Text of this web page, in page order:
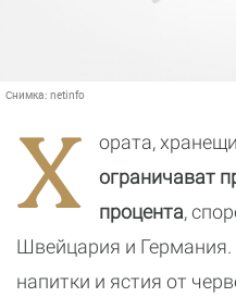
Снимка: netinfo
Х
ората,
ограничават
процента,
Швейцария и
напитки и ястия от